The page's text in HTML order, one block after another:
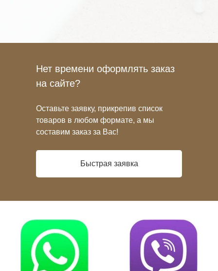
Нет времени оформлять заказ
на сайте?
Оставьте заявку, прикрепив список
товаров в любом формате, а мы
составим заказ за Вас!
Быстрая заявка